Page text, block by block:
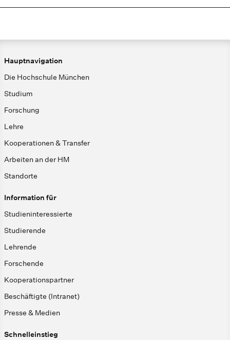
Hauptnavigation
Die Hochschule München
Studium
Forschung
Lehre
Kooperationen & Transfer
Arbeiten an der HM
Standorte
Information für
Studieninteressierte
Studierende
Lehrende
Forschende
Kooperationspartner
Beschäftigte (Intranet)
Presse & Medien
Schnelleinstieg